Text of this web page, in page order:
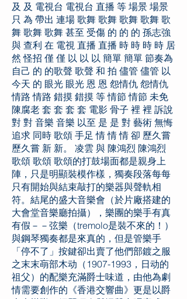
及 及 電視台 電視台 直播 等 場景 場景
只 為 帶出 連場 歌舞 歌舞 歌舞 歌舞 歌
舞 歌舞 歌舞 甚至 受傷 的 的 的 孫志強
與 查利 在 電視 直播 直播 時 時 時 時 居
然 怪招 僅 僅 以 以 以 簡單 簡單 節奏為
自己 的 的歌聲 歌聲 和 拍 儘管 儘管 以
今天 的 眼光 眼光 恩 恩 怨情仇 怨情仇
情路 情路 錯摸 錯摸 等 情節 情節 未免
陳腐老 套 套 套 套 電影 骨子 裡 裡 訴說
對 對 音樂 音樂 以至 是 是 對 藝術 無悔
追求 同時 歌頌 手足 情 情 情 卻 歷久嘗
歷久嘗 新 新。 凌雲 與 陳鴻烈 陳鴻烈
歌頌 歌頌 歌頌的打鼓場面都是親身上
陣，只是明顯裝模作樣，獨奏段落每每
只有開始與結束敲打的樂器與聲軌相
符。結尾的盛大音樂會（於片廠搭建的
大會堂音樂廳拍攝），樂團的樂手有真
有假－－弦樂（tremolo是裝不來的！）
與鋼琴獨奏都是來真的，但是管樂手
「停不了」按鍵卻出賣了他們部鍍之服
之末末朚部木动（1907-1993，日动的
祖父）的配樂充滿爵士味道，由他為劇
情需要創作的《香港交響曲》更是以爵